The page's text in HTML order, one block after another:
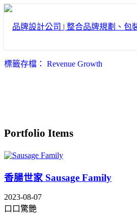
標籤存檔： Revenue Growth
Portfolio Items
香腸世家 Sausage Family
2023-08-07
口口驚艷